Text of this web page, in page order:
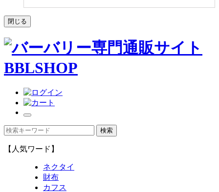
閉じる
【人気ワード】
ネクタイ
財布
カフス